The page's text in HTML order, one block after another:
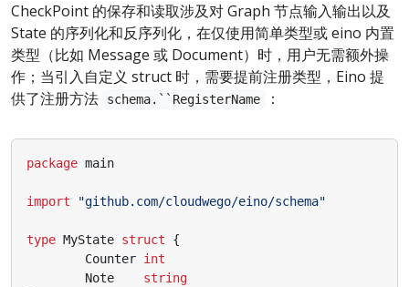
CheckPoint 的保存和读取涉及对 Graph 节点输入输出以及
State 的序列化和反序列化，在仅使用简单类型或 eino 内置
类型（比如 Message 或 Document）时，用户无需额外操
作；当引入自定义 struct 时，需要提前注册类型，Eino 提
供了注册方法
schema.``RegisterName ：
package main
import "github.com/cloudwego/eino/schema"
type MyState struct
{
Counter int
Note
string